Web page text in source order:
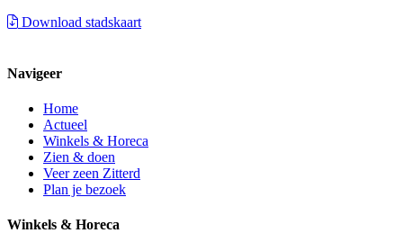
Download stadskaart
Navigeer
Home
Actueel
Winkels & Horeca
Zien & doen
Veer zeen Zitterd
Plan je bezoek
Winkels & Horeca